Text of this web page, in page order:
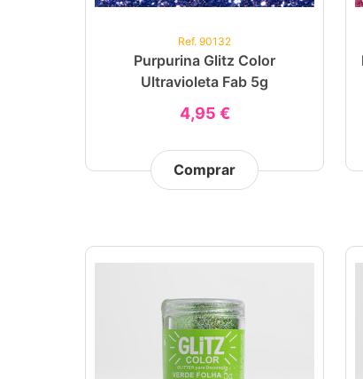
Ref. 90132
Purpurina Glitz Color
Ultravioleta Fab 5g
4,95 €
Comprar